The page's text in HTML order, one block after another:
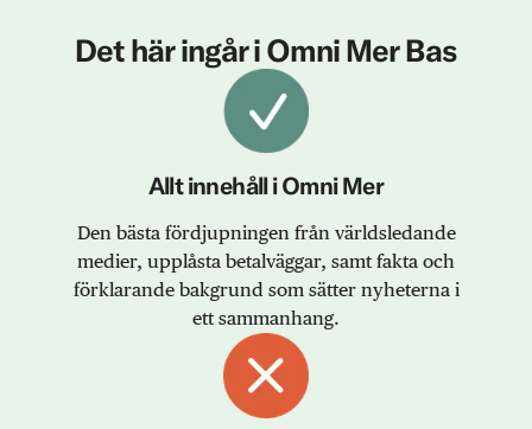
Det här ingår i Omni Mer Bas
Allt innehåll i Omni Mer
Den bästa fördjupningen från världsledande
medier, upplåsta betalväggar, samt fakta och
förklarande bakgrund som sätter nyheterna i
ett sammanhang.